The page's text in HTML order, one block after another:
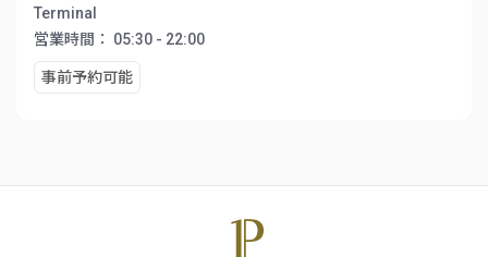
Terminal
営業時間：
05:30 - 22:00
事前予約可能